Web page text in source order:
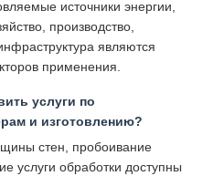
источники энергии,
производство,
являются
применения.
услуги по
и изготовлению?
стен, пробоивание
услуги обработки доступны